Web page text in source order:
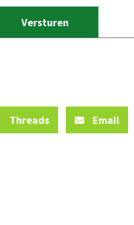
Threads Email